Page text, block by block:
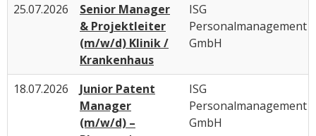
25.07.2026
Senior Manager
& Projektleiter
(m/w/d) Klinik /
Krankenhaus
ISG
Personalmanagement
GmbH
18.07.2026
Junior Patent
Manager
(m/w/d) –
ISG
Personalmanagement
GmbH